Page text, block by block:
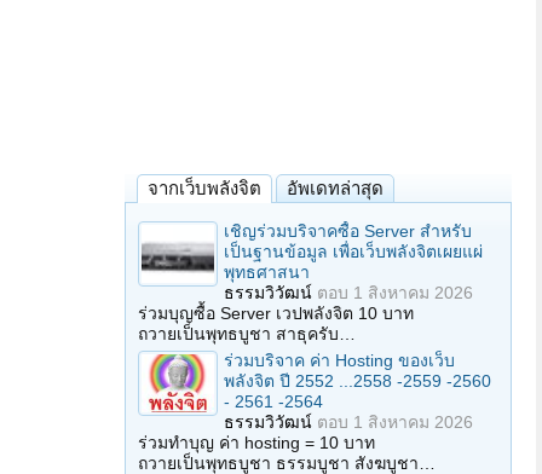
จากเว็บพลังจิต อัพเดทล่าสุด
เชิญร่วมบริจาคซื้อ Server สำหรับ
เป็นฐานข้อมูล เพื่อเว็บพลังจิตเผยแผ่
พุทธศาสนา
ธรรมวิวัฒน์ ตอบ 1 สิงหาคม 2026
ร่วมบุญซื้อ Server เวปพลังจิต 10 บาท
ถวายเป็นพุทธบูชา สาธุครับ…
ร่วมบริจาค ค่า Hosting ของเว็บ
พลังจิต ปี 2552 ...2558 -2559 -2560
- 2561 -2564
ธรรมวิวัฒน์ ตอบ 1 สิงหาคม 2026
ร่วมทำบุญ ค่า hosting = 10 บาท
ถวายเป็นพุทธบูชา ธรรมบูชา สังฆบูชา…